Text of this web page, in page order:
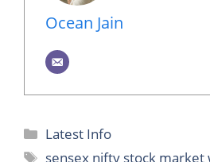
Ocean Jain
Categories
Latest Info
Tags
sensex nifty stock market